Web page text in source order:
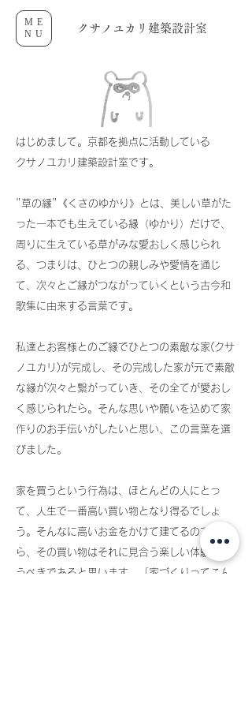
クサノユカリ建築設計室
ME
NU
はじめまして。京都を拠点に活動している
クサノユカリ建築設計室です。
"草の縁"《くさのゆかり》とは、美しい草がた
った一本でも生えている縁（ゆかり）だけで、
周りに生えている草がみな愛おしく感じられ
る、つまりは、ひとつの親しみや愛情を通じ
て、次々とご縁がつながっていくという古今和
歌集に由来する言葉です。
私達とお客様とのご縁でひとつの素敵な家(クサ
ノユカリ)が完成し、その完成した家が元で素敵
な縁が次々と繋がっていき、その全てが愛おし
く感じられたら。そんな思いや願いを込めて家
作りのお手伝いがしたいと思い、この言葉を選
びました。
家を買うという行為は、ほとんどの人にとっ
て、人生で一番高い買い物となり得るでしょ
う。そんなに高いお金をかけて建てるのですか
ら、その買い物はそれに見合う楽しい体験を伴
うべきであると思います。「家づくりってこん